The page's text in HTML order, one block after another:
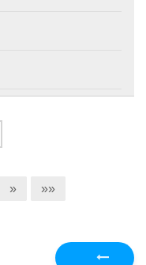
» »»